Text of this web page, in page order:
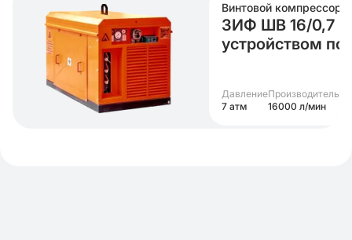
Винтовой компрессор
ЗИФ ШВ 16/0,7
устройством
Давление
7 атм
16000 л/мин